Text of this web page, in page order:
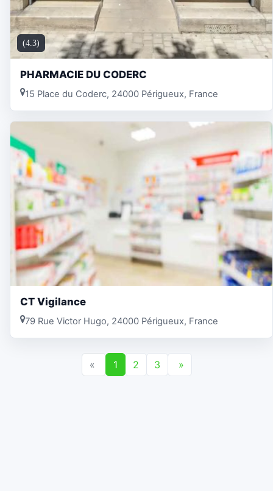
(4.3)
PHARMACIE DU CODERC
15 Place du Coderc, 24000 Périgueux, France
CT Vigilance
79 Rue Victor Hugo, 24000 Périgueux, France
« 1 2 3 »